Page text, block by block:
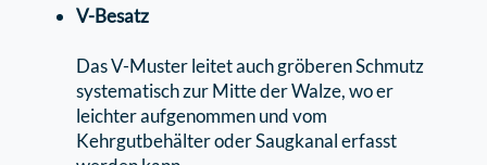
V-Besatz
Das V-Muster leitet auch gröberen Schmutz
systematisch zur Mitte der Walze, wo er
leichter aufgenommen und vom
Kehrgutbehälter oder Saugkanal erfasst